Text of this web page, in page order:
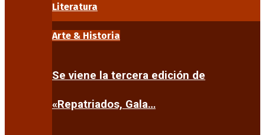
Literatura
Arte & Historia
Se viene la tercera edición de
«Repatriados, Gala…